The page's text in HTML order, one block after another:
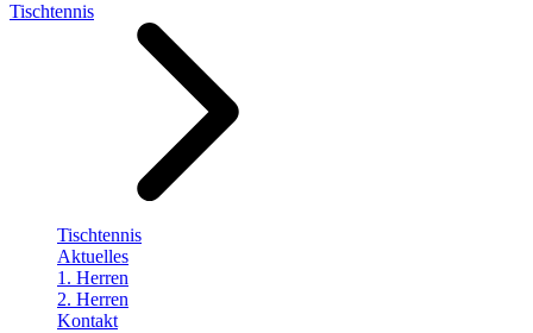
Tischtennis
Tischtennis
Aktuelles
1. Herren
2. Herren
Kontakt